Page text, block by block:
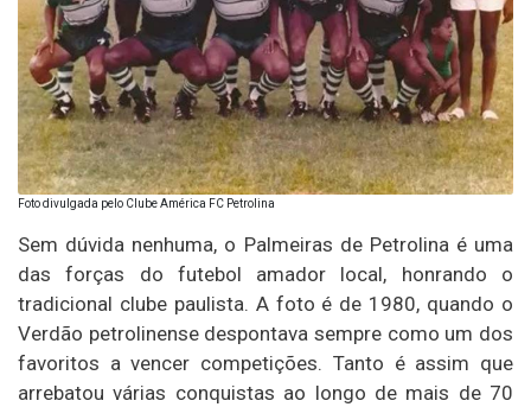
Foto divulgada pelo Clube América FC Petrolina
Sem dúvida nenhuma, o Palmeiras de Petrolina é uma
das forças do futebol amador local, honrando o
tradicional clube paulista. A foto é de 1980, quando o
Verdão petrolinense despontava sempre como um dos
favoritos a vencer competições. Tanto é assim que
arrebatou várias conquistas ao longo de mais de 70